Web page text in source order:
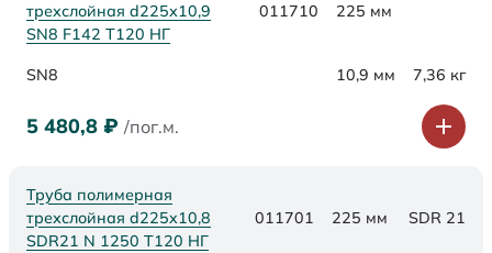
трехслойная d225х10,9
SN8 F142 Т120 НГ
011710 225 мм
SN8 10,9 мм 7,36 кг
5 480,8 ₽ /пог.м.
Труба полимерная
трехслойная d225x10,8
SDR21 N 1250 Т120 НГ
011701 225 мм SDR 21